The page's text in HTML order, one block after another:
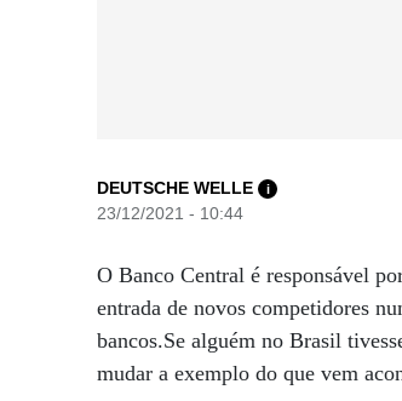
DEUTSCHE WELLE i
23/12/2021 - 10:44
O Banco Central é responsável
entrada de novos competidores
bancos.Se alguém no Brasil
mudar a exemplo do que vem